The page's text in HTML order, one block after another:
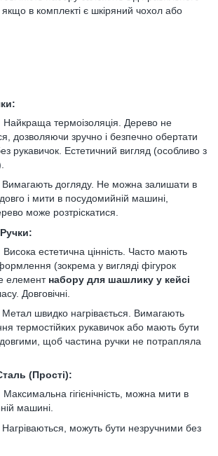
в комплекті є шкіряний чохол або
Найкраща термоізоляція. Дерево не
дозволяючи зручно і безпечно обертати
рукавичок. Естетичний вигляд (особливо з
Вимагають догляду. Не можна залишати в
і мити в посудомийній машині,
може розтріскатися.
Висока естетична цінність. Часто мають
(зокрема у вигляді фігурок
елемент набору для шашлику у кейсі
Довговічні.
Метал швидко нагрівається. Вимагають
термостійких рукавичок або мають бути
щоб частина ручки не потрапляла
(Прості):
Максимальна гігієнічність, можна мити в
машині.
Нагріваються, можуть бути незручними без